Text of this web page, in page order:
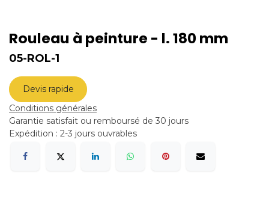
Rouleau à peinture - l. 180 mm
05-ROL-1
Devis rapide
Conditions générales
Garantie satisfait ou remboursé de 30 jours
Expédition : 2-3 jours ouvrables